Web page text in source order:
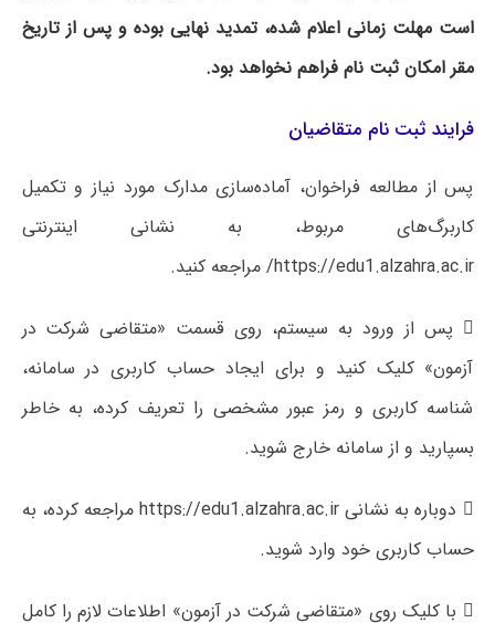
است مهلت زمانی اعلام شده، تمدید نهایی بوده و پس از تاریخ
مقر امکان ثبت نام فراهم نخواهد بود.
فرایند ثبت نام متقاضیان
پس از مطالعه فراخوان، آماده‌سازی مدارک مورد نیاز و تکمیل
کاربرگ‌های مربوط، به نشانی اینترنتی
https://edu1.alzahra.ac.ir/ مراجعه کنید.
 پس از ورود به سیستم، روی قسمت «متقاضی شرکت در
آزمون» کلیک کنید و برای ایجاد حساب کاربری در سامانه،
شناسه کاربری و رمز عبور مشخصی را تعریف کرده، به خاطر
بسپارید و از سامانه خارج شوید.
 دوباره به نشانی https://edu1.alzahra.ac.ir مراجعه کرده، به
حساب کاربری خود وارد شوید.
 با کلیک روی «متقاضی شرکت در آزمون» اطلاعات لازم را کامل